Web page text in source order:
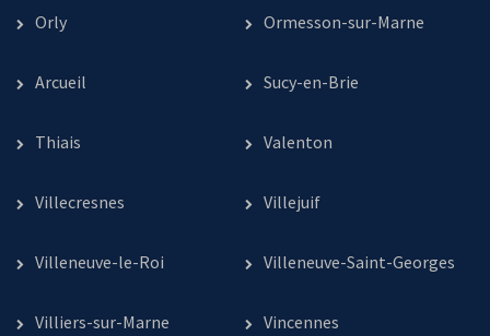
Orly Ormesson-sur-Marne
Arcueil Sucy-en-Brie
Thiais Valenton
Villecresnes Villejuif
Villeneuve-le-Roi Villeneuve-Saint-Georges
Villiers-sur-Marne Vincennes